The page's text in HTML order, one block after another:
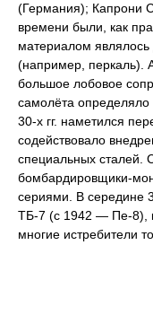
(Германия); Капрони
времени были, как
материалом
(например, перкаль).
большое лобовое
самолёта
30-х гг. наметился
содействовало
специальных сталей.
бомбардировщики-
сериями. В середине
ТБ-7 (с 1942 — Пе-8),
многие истребители